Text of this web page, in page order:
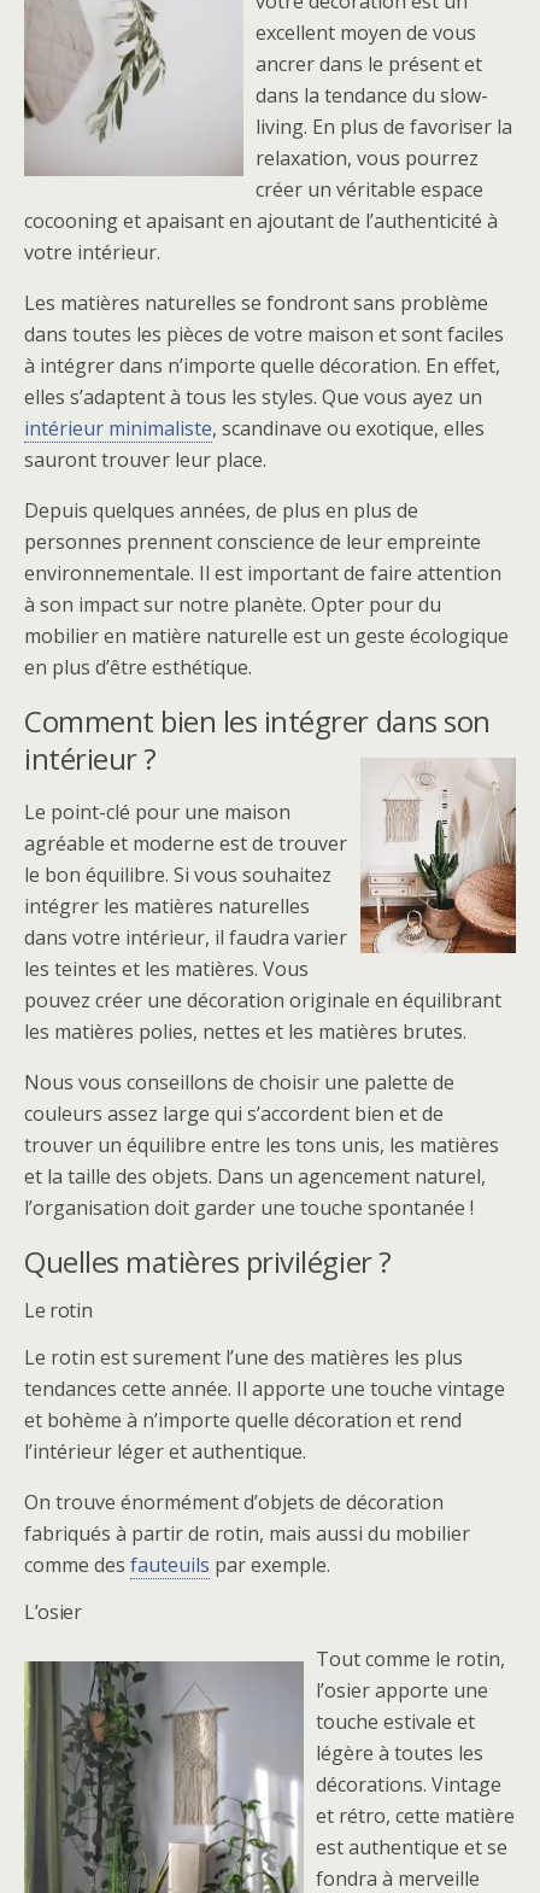
excellent moyen de vous
ancrer dans le présent et
dans la tendance du slow-
living. En plus de favoriser la
relaxation, vous pourrez
créer un véritable espace
cocooning et apaisant en ajoutant de l’authenticité à
votre intérieur.
Les matières naturelles se fondront sans problème
dans toutes les pièces de votre maison et sont faciles
à intégrer dans n’importe quelle décoration. En effet,
elles s’adaptent à tous les styles. Que vous ayez un
intérieur minimaliste, scandinave ou exotique, elles
sauront trouver leur place.
Depuis quelques années, de plus en plus de
personnes prennent conscience de leur empreinte
environnementale. Il est important de faire attention
à son impact sur notre planète. Opter pour du
mobilier en matière naturelle est un geste écologique
en plus d’être esthétique.
Comment bien les intégrer dans son
intérieur ?
Le point-clé pour une maison
agréable et moderne est de trouver
le bon équilibre. Si vous souhaitez
intégrer les matières naturelles
dans votre intérieur, il faudra varier
les teintes et les matières. Vous
pouvez créer une décoration originale en équilibrant
les matières polies, nettes et les matières brutes.
Nous vous conseillons de choisir une palette de
couleurs assez large qui s’accordent bien et de
trouver un équilibre entre les tons unis, les matières
et la taille des objets. Dans un agencement naturel,
l’organisation doit garder une touche spontanée !
Quelles matières privilégier ?
Le rotin
Le rotin est surement l’une des matières les plus
tendances cette année. Il apporte une touche vintage
et bohème à n’importe quelle décoration et rend
l’intérieur léger et authentique.
On trouve énormément d’objets de décoration
fabriqués à partir de rotin, mais aussi du mobilier
comme des fauteuils par exemple.
L’osier
Tout comme le rotin,
l’osier apporte une
touche estivale et
légère à toutes les
décorations. Vintage
et rétro, cette matière
est authentique et se
fondra à merveille